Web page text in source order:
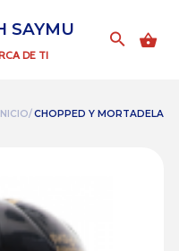
SAYMU
DE TI
CHOPPED Y MORTADELA